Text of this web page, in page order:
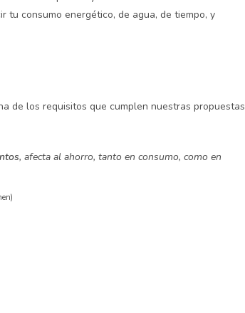
tu consumo energético, de agua, de tiempo, y
de los requisitos que cumplen nuestras propuestas
, afecta al ahorro, tanto en consumo, como en